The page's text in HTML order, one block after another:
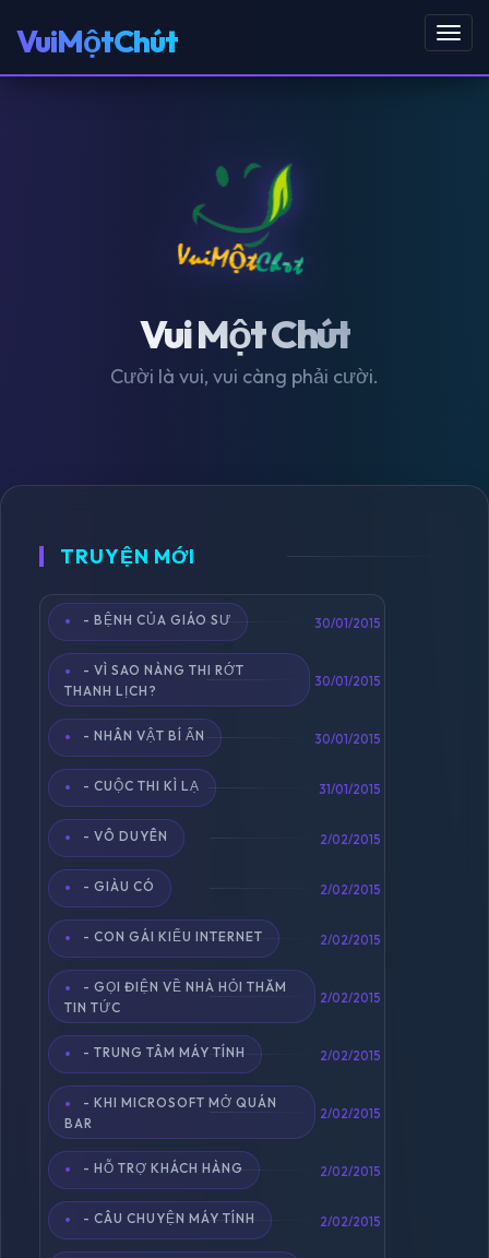
VuiMộtChút
Vui Một Chút
Cười là vui, vui càng phải cười.
TRUYỆN MỚI
- BỆNH CỦA GIÁO SƯ 30/01/2015
- VÌ SAO NÀNG THI RỚT
THANH LỊCH?
30/01/2015
- NHÂN VẬT BÍ ẨN 30/01/2015
- CUỘC THI KÌ LẠ 31/01/2015
- VÔ DUYÊN 2/02/2015
- GIÀU CÓ 2/02/2015
- CON GÁI KIỂU INTERNET 2/02/2015
- GỌI ĐIỆN VỀ NHÀ HỎI THĂM
TIN TỨC
2/02/2015
- TRUNG TÂM MÁY TÍNH 2/02/2015
- KHI MICROSOFT MỞ QUÁN
BAR
2/02/2015
- HỖ TRỢ KHÁCH HÀNG 2/02/2015
- CÂU CHUYỆN MÁY TÍNH 2/02/2015